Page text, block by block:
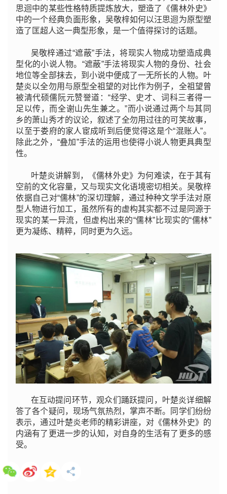
思迴中的某些性格特质提炼放大，塑造了《儒林外史》
中的一个经典负面形象，吴敬梓如何以汪思迴为原型塑
造了匡超人这一典型形象，是一个值得探讨的话题。
吴敬梓通过“遮蔽”手法，将现实人物成功塑造成典
型化的小说人物。“遮蔽”手法将现实人物的身份、社会
地位等全部抹去，到小说中便成了一无所长的人物。叶
楚炎以全勿用与原型全祖望的对比作为例子，全祖望曾
被清代硕儒阮元赞誉道：“经学、史才、词科三者得一
足以传，而全谢山先生兼之。”而小说通过两个与其同
乡的萧山秀才的议论，叙述了全勿用过往的可笑故事，
以至于娄府的家人宦成听到后便觉得这是个“混账人”。
除此之外，“叠加”手法的运用也使得小说人物更具典型
性。
叶楚炎讲解到，《儒林外史》为何难读，在于其有
空前的文化容量，又与现实文化语境密切相关。吴敬梓
依据自己对“儒林”的深切理解，通过种种文学手法对原
型人物进行加工，虽然所有的虚构其实都不过是同源于
现实的某一异流，但虚构出来的“儒林”比现实的“儒林”
更为凝练、精粹，同时更为久远。
在互动提问环节，观众们踊跃提问，叶楚炎详细解
答了各个疑问，现场气氛热烈，掌声不断。同学们纷纷
表示，通过叶楚炎老师的精彩讲座，对《儒林外史》的
内涵有了更进一步的认知，对自身的生活有了更多的感
受。